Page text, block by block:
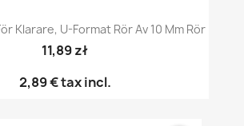
Klarare, U-Format Rör Av 10 Mm Rör
11,89 zł
2,89 €tax incl.